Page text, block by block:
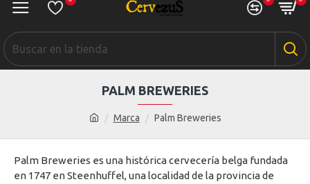
Marca Palm Breweries
PALM BREWERIES
Palm Breweries es una histórica cervecería belga fundada
en 1747 en Steenhuffel, una localidad de la provincia de